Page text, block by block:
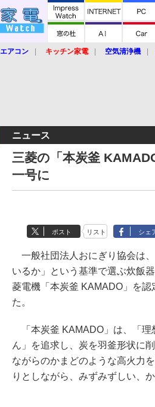
エアコン キッチン家電 空気清浄機
ニュース
三菱の「本炭釜
一号に
ポスト リスト シェ
一般社団法人おにぎり協会は
いるか」という基準で選ぶ炊飯
菱電機「本炭釜 KAMADO」を認
た。
「本炭釜 KAMADO」は、「理
ん」を追求し、炭を羽釜形状に
ながらのかまどのような高火力
りとしながら、みずみずしい、